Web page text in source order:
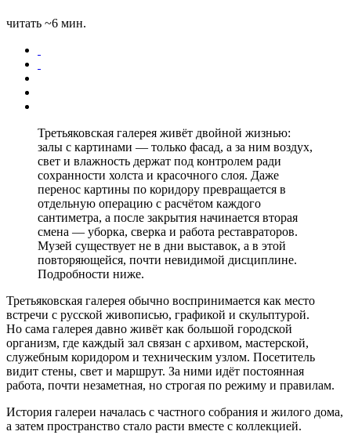
читать ~6 мин.
Третьяковская галерея живёт двойной жизнью:
залы с картинами — только фасад, а за ним воздух,
свет и влажность держат под контролем ради
сохранности холста и красочного слоя. Даже
перенос картины по коридору превращается в
отдельную операцию с расчётом каждого
сантиметра, а после закрытия начинается вторая
смена — уборка, сверка и работа реставраторов.
Музей существует не в дни выставок, а в этой
повторяющейся, почти невидимой дисциплине.
Подробности ниже.
Третьяковская галерея обычно воспринимается как место
встречи с русской живописью, графикой и скульптурой.
Но сама галерея давно живёт как большой городской
организм, где каждый зал связан с архивом, мастерской,
служебным коридором и техническим узлом. Посетитель
видит стены, свет и маршрут. За ними идёт постоянная
работа, почти незаметная, но строгая по режиму и правилам.
История галереи началась с частного собрания и жилого дома,
а затем пространство стало расти вместе с коллекцией.